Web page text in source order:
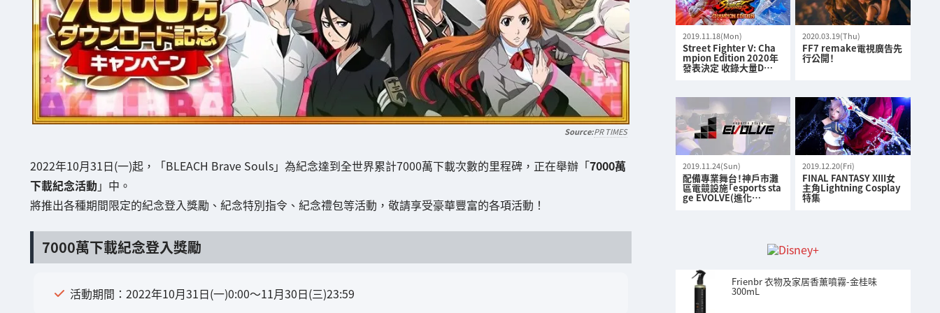
PR TIMES
2022年10月31日(一)起，「BLEACH Brave Souls」為紀念達到全世界累計7000萬下載次數的里程碑，正在舉辦「7000萬
下載紀念活動」中。
將推出各種期間限定的紀念登入獎勵、紀念特別指令、紀念禮包等活動，敬請享受豪華豐富的各項活動！
7000萬下載紀念登入獎勵
活動期間：2022年10月31日(一)0:00～11月30日(三)23:59
2019.11.18(Mon)
Street Fighter V: Cha
mpion Edition 2020年
發表決定 收錄大量D…
2020.03.19(Thu)
FF7 remake電視廣告先
行公開！
2019.11.24(Sun)
配備專業舞台！神戶市灘
區電競設施「esports sta
ge EVOLVE(進化…
2019.12.20(Fri)
FINAL FANTASY XIII女
主角Lightning Cosplay
特集
Frienbr 衣物及家居香薰噴霧-金桂味
300mL